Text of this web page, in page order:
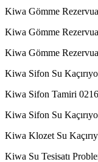
Kiwa Gömme
Kiwa Gömme
Kiwa Gömme
Kiwa Sifon Su
Kiwa Sifon Tamiri
Kiwa Sifon Su
Kiwa Klozet Su
Kiwa Su Tesisatı